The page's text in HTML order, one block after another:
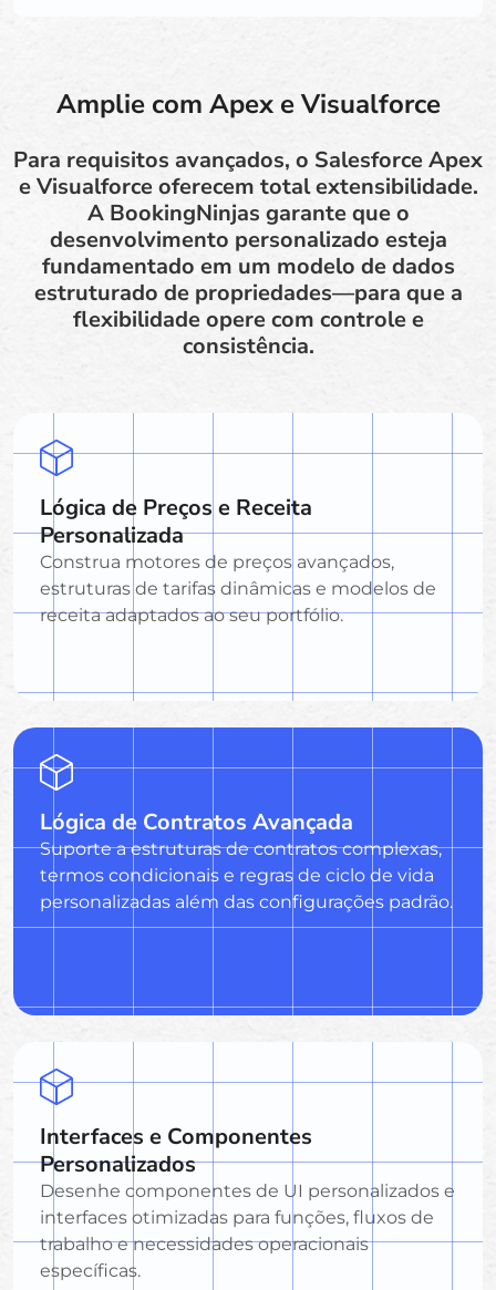
Amplie com Apex e Visualforce
Para requisitos avançados, o Salesforce Apex
e Visualforce oferecem total extensibilidade.
A BookingNinjas garante que o
desenvolvimento personalizado esteja
fundamentado em um modelo de dados
estruturado de propriedades—para que a
flexibilidade opere com controle e
consistência.
Lógica de Preços e Receita
Personalizada
Construa motores de preços avançados,
estruturas de tarifas dinâmicas e modelos de
receita adaptados ao seu portfólio.
Lógica de Contratos Avançada
Suporte a estruturas de contratos complexas,
termos condicionais e regras de ciclo de vida
personalizadas além das configurações padrão.
Interfaces e Componentes
Personalizados
Desenhe componentes de UI personalizados e
interfaces otimizadas para funções, fluxos de
trabalho e necessidades operacionais
específicas.